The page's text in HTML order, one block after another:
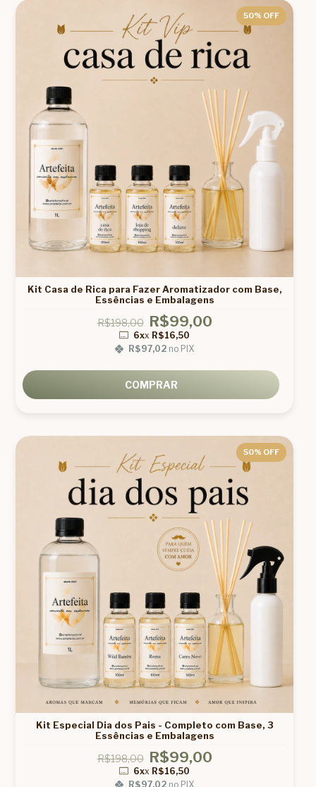
50% OFF
Kit Casa de Rica para Fazer Aromatizador com Base,
Essências e Embalagens
R$198,00 R$99,00
6xx R$16,50
R$97,02 no PIX
COMPRAR
50% OFF
Kit Especial Dia dos Pais - Completo com Base, 3
Essências e Embalagens
R$198,00 R$99,00
6xx R$16,50
R$97,02 no PIX